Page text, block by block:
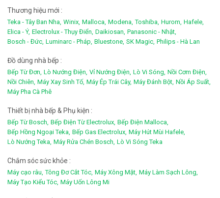
Thương hiệu mới :
Teka - Tây Ban Nha, Winix, Malloca, Modena, Toshiba, Hurom, Hafele,
Elica - Ý, Electrolux - Thụy Điển, Daikiosan, Panasonic - Nhật,
Bosch - Đức, Luminarc - Pháp, Bluestone, SK Magic, Philips - Hà Lan
Đồ dùng nhà bếp :
Bếp Từ Đơn, Lò Nướng Điện, Vỉ Nướng Điện, Lò Vi Sóng, Nồi Cơm Điện,
Nồi Chiên, Máy Xay Sinh Tố, Máy Ép Trái Cây, Máy Đánh Bột, Nồi Áp Suất,
Máy Pha Cà Phê
Thiết bị nhà bếp & Phụ kiện :
Bếp Từ Bosch, Bếp Điện Từ Electrolux, Bếp Điện Malloca,
Bếp Hồng Ngoại Teka, Bếp Gas Electrolux, Máy Hút Mùi Hafele,
Lò Nướng Teka, Máy Rửa Chén Bosch, Lò Vi Sóng Teka
Chắm sóc sức khỏe :
Máy cạo râu, Tông Đơ Cắt Tóc, Máy Xông Mặt, Máy Làm Sạch Lông,
Máy Tạo Kiểu Tóc, Máy Uốn Lông Mi